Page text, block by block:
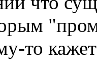
то